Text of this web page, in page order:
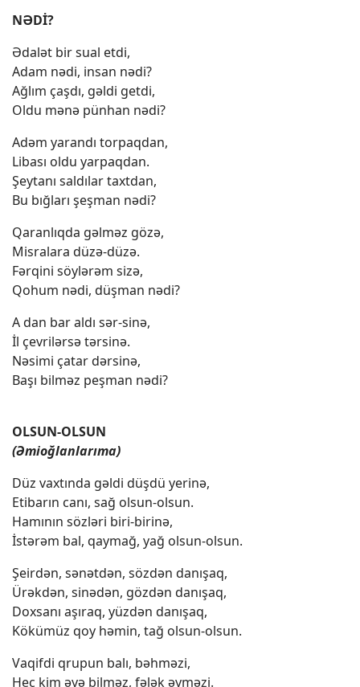
NƏDİ?
Ədalət bir sual etdi,
Adam nədi, insan nədi?
Ağlım çaşdı, gəldi getdi,
Oldu mənə pünhan nədi?
Adəm yarandı torpaqdan,
Libası oldu yarpaqdan.
Şeytanı saldılar taxtdan,
Bu bığları şeşman nədi?
Qaranlıqda gəlməz gözə,
Misralara düzə-düzə.
Fərqini söylərəm sizə,
Qohum nədi, düşman nədi?
A dan bar aldı sər-sinə,
İl çevrilərsə tərsinə.
Nəsimi çatar dərsinə,
Başı bilməz peşman nədi?
OLSUN-OLSUN
(Əmioğlanlarıma)
Düz vaxtında gəldi düşdü yerinə,
Etibarın canı, sağ olsun-olsun.
Hamının sözləri biri-birinə,
İstərəm bal, qaymağ, yağ olsun-olsun.
Şeirdən, sənətdən, sözdən danışaq,
Ürəkdən, sinədən, gözdən danışaq,
Doxsanı aşıraq, yüzdən danışaq,
Kökümüz qoy həmin, tağ olsun-olsun.
Vaqifdi qrupun balı, bəhməzi,
Heç kim əyə bilməz, fələk əyməzi.